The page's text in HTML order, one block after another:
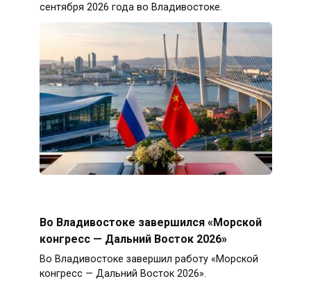
сентября 2026 года во Владивостоке.
Во Владивостоке завершился «Морской
конгресс — Дальний Восток 2026»
Во Владивостоке завершил работу «Морской
конгресс — Дальний Восток 2026».